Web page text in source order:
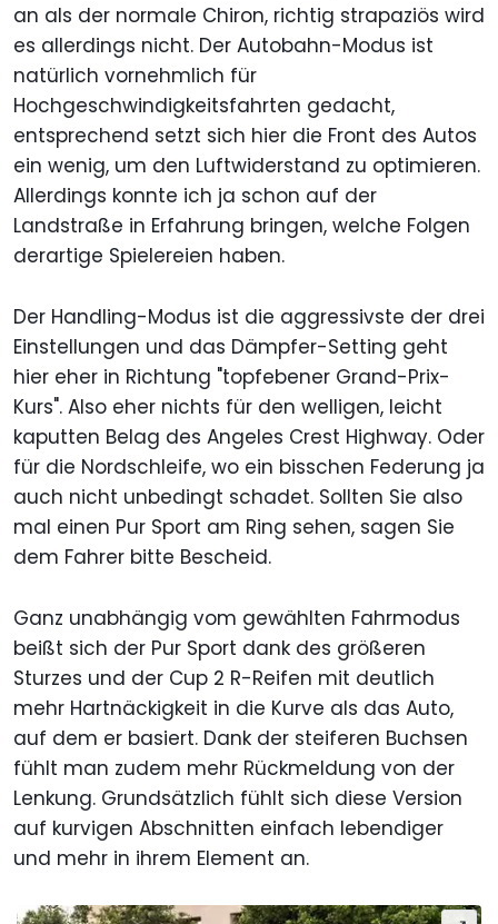
an als der normale Chiron, richtig strapaziös wird
es allerdings nicht. Der Autobahn-Modus ist
natürlich vornehmlich für
Hochgeschwindigkeitsfahrten gedacht,
entsprechend setzt sich hier die Front des Autos
ein wenig, um den Luftwiderstand zu optimieren.
Allerdings konnte ich ja schon auf der
Landstraße in Erfahrung bringen, welche Folgen
derartige Spielereien haben.
Der Handling-Modus ist die aggressivste der drei
Einstellungen und das Dämpfer-Setting geht
hier eher in Richtung "topfebener Grand-Prix-
Kurs". Also eher nichts für den welligen, leicht
kaputten Belag des Angeles Crest Highway. Oder
für die Nordschleife, wo ein bisschen Federung ja
auch nicht unbedingt schadet. Sollten Sie also
mal einen Pur Sport am Ring sehen, sagen Sie
dem Fahrer bitte Bescheid.
Ganz unabhängig vom gewählten Fahrmodus
beißt sich der Pur Sport dank des größeren
Sturzes und der Cup 2 R-Reifen mit deutlich
mehr Hartnäckigkeit in die Kurve als das Auto,
auf dem er basiert. Dank der steiferen Buchsen
fühlt man zudem mehr Rückmeldung von der
Lenkung. Grundsätzlich fühlt sich diese Version
auf kurvigen Abschnitten einfach lebendiger
und mehr in ihrem Element an.